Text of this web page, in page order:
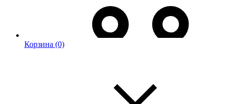
Корзина (0)